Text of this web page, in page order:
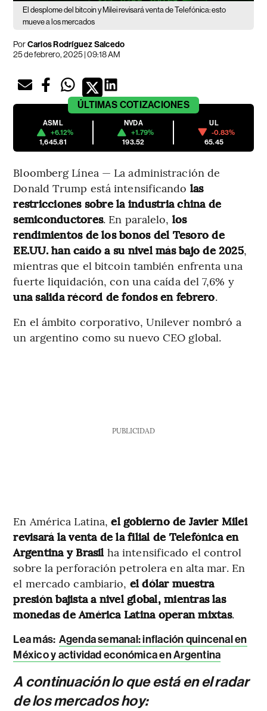
El desplome del bitcoin y Milei revisará venta de Telefónica: esto
mueve a los mercados
PorCarlos Rodríguez Salcedo
25 de febrero, 2025 | 09:18 AM
ÚLTIMAS COTIZACIONES
ASML
+6.12%
1,645.81
NVDA
+1.79%
193.52
UL
-0.83%
65.45
Bloomberg Línea — La administración de
Donald Trump está intensificando las
restricciones sobre la industria china de
semiconductores. En paralelo, los
rendimientos de los bonos del Tesoro de
EE.UU. han caído a su nivel más bajo de 2025,
mientras que el bitcoin también enfrenta una
fuerte liquidación, con una caída del 7,6% y
una salida récord de fondos en febrero.
En el ámbito corporativo, Unilever nombró a
un argentino como su nuevo CEO global.
PUBLICIDAD
En América Latina,el gobierno de Javier Milei
revisará la venta de la filial de Telefónica en
Argentina y Brasil ha intensificado el control
sobre la perforación petrolera en alta mar. En
el mercado cambiario, el dólar muestra
presión bajista a nivel global, mientras las
monedas de América Latina operan mixtas.
Lea más: Agenda semanal: inflación quincenal en
México y actividad económica en Argentina
A continuación lo que está en el radar
de los mercados hoy: